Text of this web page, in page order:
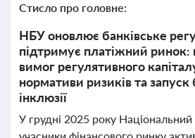
Стисло про головне:
НБУ оновлює банківське
підтримує платіжний ринок:
вимог регулятивного
нормативи ризиків та запуск
інклюзії
У грудні 2025 року Національний